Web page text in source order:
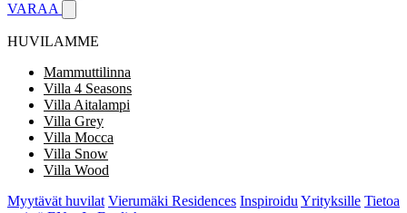
VARAA
HUVILAMME
Mammuttilinna
Villa 4 Seasons
Villa Aitalampi
Villa Grey
Villa Mocca
Villa Snow
Villa Wood
Myytävät huvilat Vierumäki Residences Inspiroidu Yrityksille Tietoa